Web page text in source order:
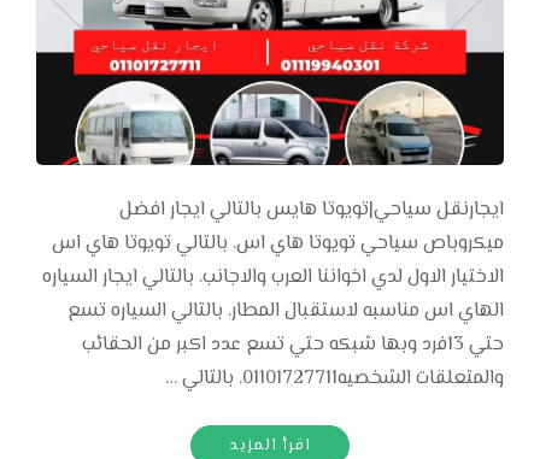
ايجارنقل سياحي|تويوتا هايس بالتالي ايجار افضل
ميكروباص سياحي تويوتا هاي اس. بالتالي تويوتا هاي اس
الاختيار الاول لدي اخواننا العرب والاجانب. بالتالي ايجار السياره
الهاي اس مناسبه لاستقبال المطار. بالتالي السياره تسع
حتي 13فرد وبها شبكه حتي تسع عدد اكبر من الحقائب
والمتعلقات الشخصيه01101727711. بالتالي …
اقرأ المزيد